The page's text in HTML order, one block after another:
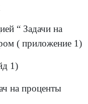
“ Задачи на
( приложение 1)
1)
на проценты